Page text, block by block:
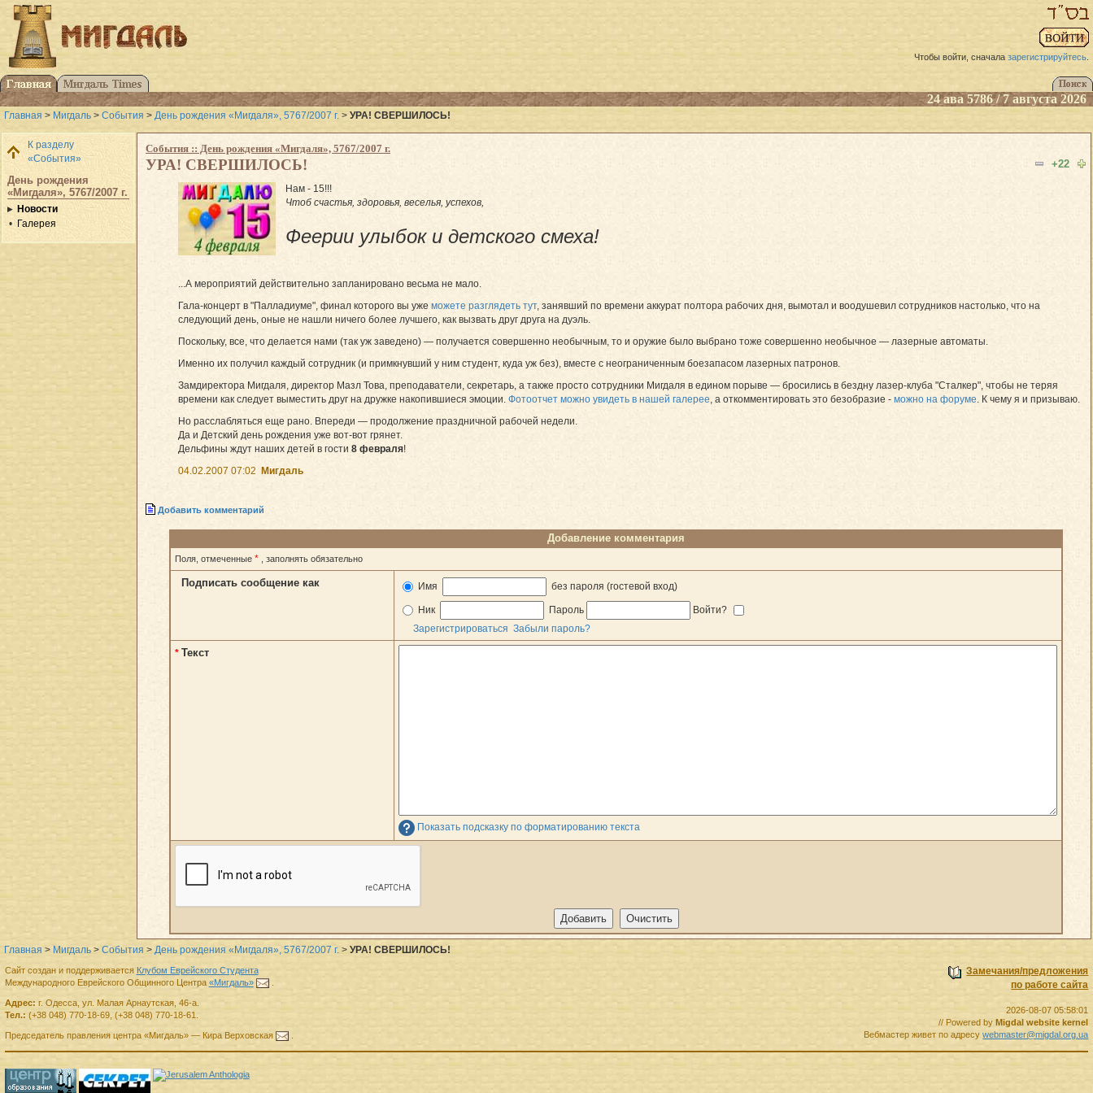
Чтобы войти, сначала зарегистрируйтесь.
24 ава 5786 / 7 августа 2026
Главная > Мигдаль > События > День рождения «Мигдаля», 5767/2007 г. > УРА! СВЕРШИЛОСЬ!
К разделу
«События»
День рождения
«Мигдаля», 5767/2007 г.
Новости
Галерея
События :: День рождения «Мигдаля», 5767/2007 г.
+22
УРА! СВЕРШИЛОСЬ!
Нам - 15!!!
Чтоб счастья, здоровья, веселья, успехов,
Феерии улыбок и детского смеха!
...А мероприятий действительно запланировано весьма не мало.
Гала-концерт в "Палладиуме", финал которого вы уже можете разглядеть тут, занявший по времени аккурат полтора рабочих дня, вымотал и воодушевил сотрудников настолько, что на
следующий день, оные не нашли ничего более лучшего, как вызвать друг друга на дуэль.
Поскольку, все, что делается нами (так уж заведено) — получается совершенно необычным, то и оружие было выбрано тоже совершенно необычное — лазерные автоматы.
Именно их получил каждый сотрудник (и примкнувший у ним студент, куда уж без), вместе с неограниченным боезапасом лазерных патронов.
Замдиректора Мигдаля, директор Мазл Това, преподаватели, секретарь, а также просто сотрудники Мигдаля в едином порыве — бросились в бездну лазер-клуба "Сталкер", чтобы не теряя
времени как следует выместить друг на дружке накопившиеся эмоции. Фотоотчет можно увидеть в нашей галерее , а откомментировать это безобразие - можно на форуме . К чему я и призываю.
Но расслабляться еще рано. Впереди — продолжение праздничной рабочей недели.
Да и Детский день рождения уже вот-вот грянет.
Дельфины ждут наших детей в гости 8 февраля!
04.02.2007 07:02 Мигдаль
Добавить комментарий
Добавление комментария
Поля, отмеченные * , заполнять обязательно
Подписать сообщение как Имя без пароля (гостевой вход)
Ник Пароль
Войти?
Зарегистрироваться Забыли пароль?
* Текст
Показать подсказку по форматированию текста
Главная > Мигдаль > События > День рождения «Мигдаля», 5767/2007 г. > УРА! СВЕРШИЛОСЬ!
Замечания/предложения
по работе сайта
2026-08-07 05:58:01
// Powered by Migdal website kernel
Вебмастер живет по адресуwebmaster@migdal.org.ua
Сайт создан и поддерживается Клубом Еврейского Студента
Международного Еврейского Общинного Центра «Мигдаль»
Адрес: г. Одесса, ул. Малая Арнаутская, 46-а.
Тел.: (+38 048) 770-18-69, (+38 048) 770-18-61
Председатель правленияцентра «Мигдаль»— Кира Верховская